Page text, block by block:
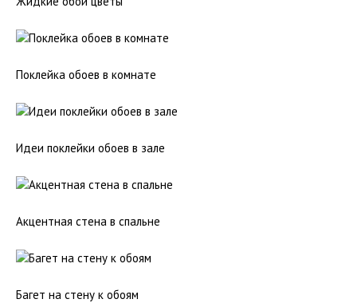
Поклейка обоев в комнате
Идеи поклейки обоев в зале
Акцентная стена в спальне
Багет на стену к обоям